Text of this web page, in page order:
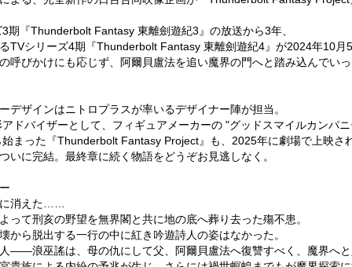
期『Thunderbolt Fantasy 東離劍遊紀3』の放送から3年、
TVシリーズ4期『Thunderbolt Fantasy 東離劍遊紀4』が2024年10
呼びかけにも応じず、阿爾貝盧法を追い魔界の門へと踏み込んでい
デザインはニトロプラスが率いるデザイナー陣が担当。
ドバイザーとして、フィギュアメーカーの "グッドスマイルカンパ
まった『Thunderbolt Fantasy Project』も、2025年に劇場で上映さ
いに完結。最終章に続く物語をどうぞお見逃しなく。
消えた……
って刑亥の野望を無界閣と共に地の底へ葬り去った殤不患。
から脱出する一行の中に紅き吟遊詩人の姿はなかった。
――浪巫謠は、母の仇にして父、阿爾貝盧法へ復讐すべく、魔界へ